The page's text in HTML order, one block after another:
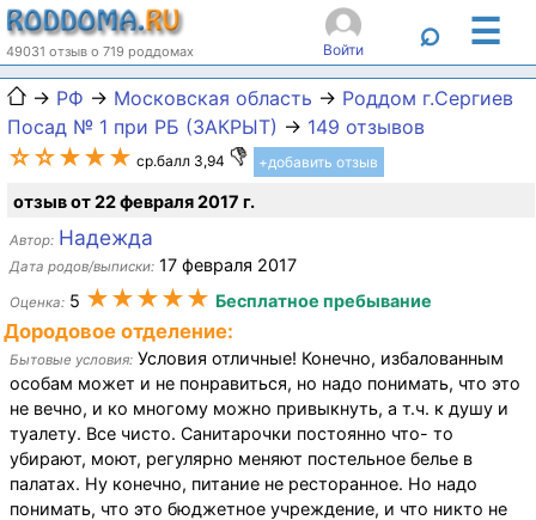
49031 отзыв о 719 роддомах Войти ⌕ ☰
→ РФ → Московская область → Роддом г.Сергиев
Посад № 1 при РБ (ЗАКРЫТ) → 149 отзывов
☆☆★★★ ср.балл 3,94 +добавить отзыв
отзыв от 22 февраля 2017 г.
Автор: Надежда
Дата родов/выписки: 17 февраля 2017
Оценка: 5 ★★★★★ Бесплатное пребывание
Дородовое отделение:
Бытовые условия: Условия отличные! Конечно, избалованным
особам может и не понравиться, но надо понимать, что это
не вечно, и ко многому можно привыкнуть, а т.ч. к душу и
туалету. Все чисто. Санитарочки постоянно что- то
убирают, моют, регулярно меняют постельное белье в
палатах. Ну конечно, питание не ресторанное. Но надо
понимать, что это бюджетное учреждение, и что никто не